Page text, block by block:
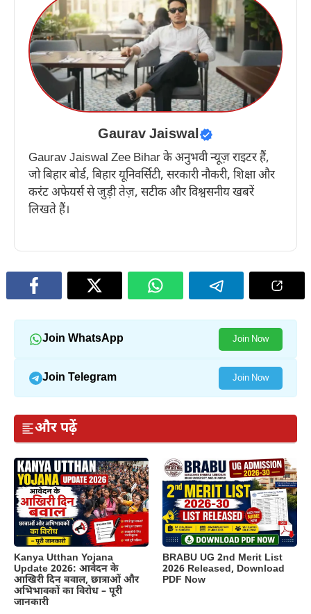
Gaurav Jaiswal
Gaurav Jaiswal Zee Bihar के अनुभवी न्यूज़ राइटर हैं,
जो बिहार बोर्ड, बिहार यूनिवर्सिटी, सरकारी नौकरी, शिक्षा और
करंट अफेयर्स से जुड़ी तेज़, सटीक और विश्वसनीय खबरें
लिखते हैं।
Join WhatsApp Join Now
Join Telegram Join Now
और पढ़ें
Kanya Utthan Yojana
Update 2026: आवेदन के
आखिरी दिन बवाल, छात्राओं और
अभिभावकों का विरोध – पूरी
जानकारी
BRABU UG 2nd Merit List
2026 Released, Download
PDF Now